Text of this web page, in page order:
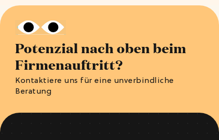
Potenzial nach oben beim
Firmenauftritt?
Kontaktiere uns für eine unverbindliche
Beratung